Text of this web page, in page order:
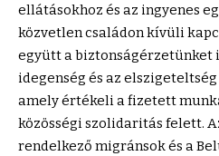
ellátásokhoz és az ingyenes
közvetlen családon kívüli
együtt a biztonságérzetünket
idegenség és az
amely értékeli a fizetett
közösségi szolidaritás felett.
rendelkező migránsok és a